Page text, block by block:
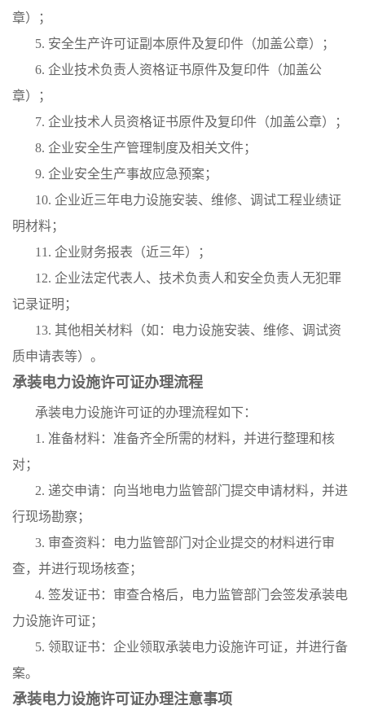
章）；
5. 安全生产许可证副本原件及复印件（加盖公章）；
6. 企业技术负责人资格证书原件及复印件（加盖公
章）；
7. 企业技术人员资格证书原件及复印件（加盖公章）；
8. 企业安全生产管理制度及相关文件；
9. 企业安全生产事故应急预案；
10. 企业近三年电力设施安装、维修、调试工程业绩证
明材料；
11. 企业财务报表（近三年）；
12. 企业法定代表人、技术负责人和安全负责人无犯罪
记录证明；
13. 其他相关材料（如：电力设施安装、维修、调试资
质申请表等）。
承装电力设施许可证办理流程
承装电力设施许可证的办理流程如下：
1. 准备材料：准备齐全所需的材料，并进行整理和核
对；
2. 递交申请：向当地电力监管部门提交申请材料，并进
行现场勘察；
3. 审查资料：电力监管部门对企业提交的材料进行审
查，并进行现场核查；
4. 签发证书：审查合格后，电力监管部门会签发承装电
力设施许可证；
5. 领取证书：企业领取承装电力设施许可证，并进行备
案。
承装电力设施许可证办理注意事项